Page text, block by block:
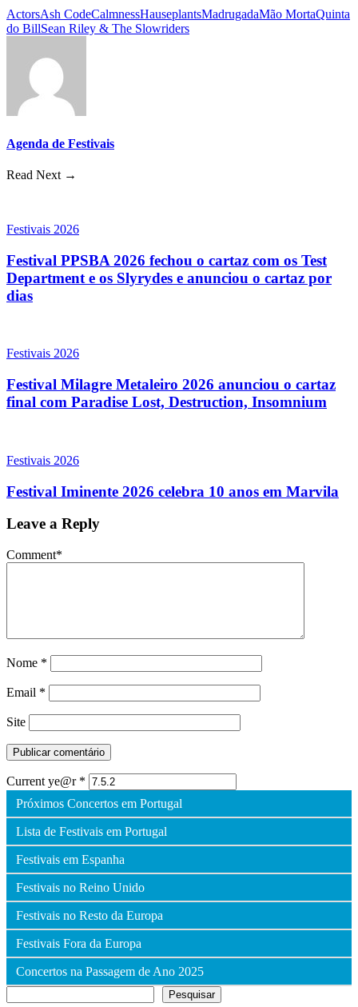
ActorsAsh CodeCalmnessHauseplantsMadrugadaMão MortaQuinta
do BillSean Riley & The Slowriders
Agenda de Festivais
Read Next →
Festivais 2026
Festival PPSBA 2026 fechou o cartaz com os Test
Department e os Slyrydes e anunciou o cartaz por
dias
Festivais 2026
Festival Milagre Metaleiro 2026 anunciou o cartaz
final com Paradise Lost, Destruction, Insomnium
Festivais 2026
Festival Iminente 2026 celebra 10 anos em Marvila
Leave a Reply
Comment*
Nome *
Email *
Site
Current ye@r *
Próximos Concertos em Portugal
Lista de Festivais em Portugal
Festivais em Espanha
Festivais no Reino Unido
Festivais no Resto da Europa
Festivais Fora da Europa
Concertos na Passagem de Ano 2025
Pesquisar